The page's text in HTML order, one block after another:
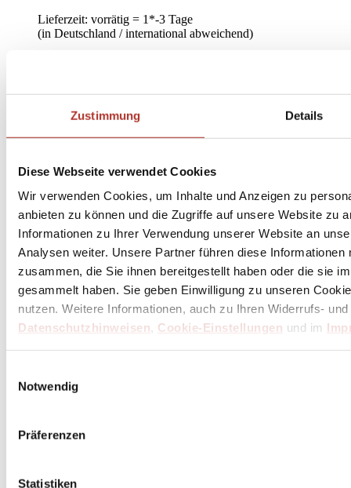
Zustimmung Details
Diese Webseite verwendet Cookies
Wir verwenden Cookies, um Inhalte und Anzeigen zu
anbieten zu können und die Zugriffe auf unsere Website zu
Informationen zu Ihrer Verwendung unserer Website an
Analysen weiter. Unsere Partner führen diese
zusammen, die Sie ihnen bereitgestellt haben oder die sie
gesammelt haben. Sie geben Einwilligung zu unseren
nutzen. Weitere Informationen, auch zu Ihren Widerrufs-
Datenschutzhinweisen, Cookie-Einstellungen und im
Notwendig
Präferenzen
Statistiken
Lieferzeit: vorrätig = 1*-3 Tage
(in Deutschland / international abweichend)
de Buyer Loqy Henkelgriffe abnehmbar 2-er Set - Zamac
71,91 €
Inkl. 19% MwSt.,zzgl. Versandkosten
Lieferzeit: vorrätig = 1*-3 Tage
(in Deutschland / international abweichend)
22,41 €
Inkl. 19% MwSt.
(in Deutschland / international abweichend)